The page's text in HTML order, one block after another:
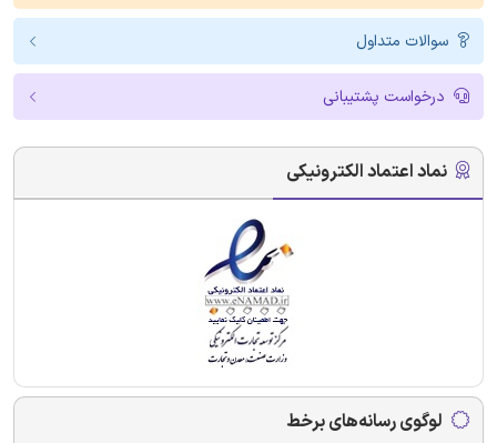
سوالات متداول
درخواست پشتیبانی
نماد اعتماد الکترونیکی
لوگوی رسانه‌های برخط